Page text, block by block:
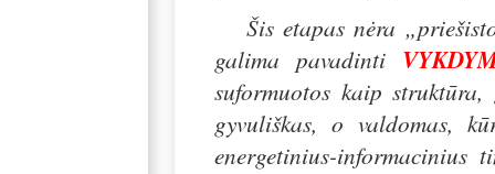
Šis etapas nėra
galima pavadinti
suformuotos kaip
gyvuliškas, o valdomas,
energetinius-informacinius